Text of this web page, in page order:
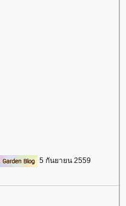
5 กันยายน 2559